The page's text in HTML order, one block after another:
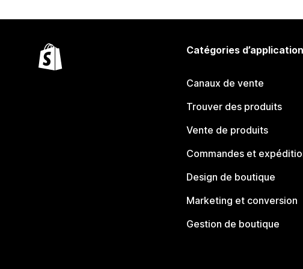
Catégories
Canaux de vente
Trouver des produits
Vente de produits
Commandes et
Design de boutique
Marketing et conversion
Gestion de boutique